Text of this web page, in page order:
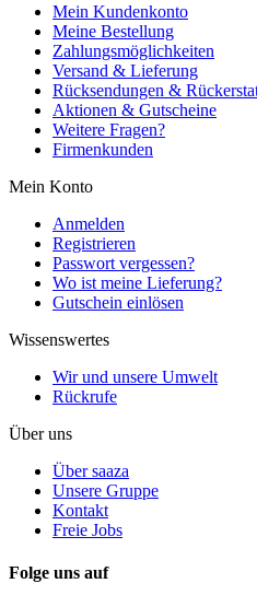
Mein Kundenkonto
Meine Bestellung
Zahlungsmöglichkeiten
Versand & Lieferung
Rücksendungen &
Aktionen & Gutscheine
Weitere Fragen?
Firmenkunden
Mein Konto
Anmelden
Registrieren
Passwort vergessen?
Wo ist meine Lieferung?
Gutschein einlösen
Wissenswertes
Wir und unsere Umwelt
Rückrufe
Über uns
Über saaza
Unsere Gruppe
Kontakt
Freie Jobs
Folge uns auf